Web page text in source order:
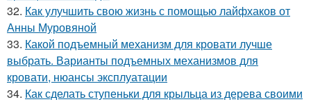
32. Как улучшить свою жизнь с помощью лайфхаков от
Анны Муровяной
33. Какой подъемный механизм для кровати лучше
выбрать. Варианты подъемных механизмов для
кровати, нюансы эксплуатации
34. Как сделать ступеньки для крыльца из дерева своими